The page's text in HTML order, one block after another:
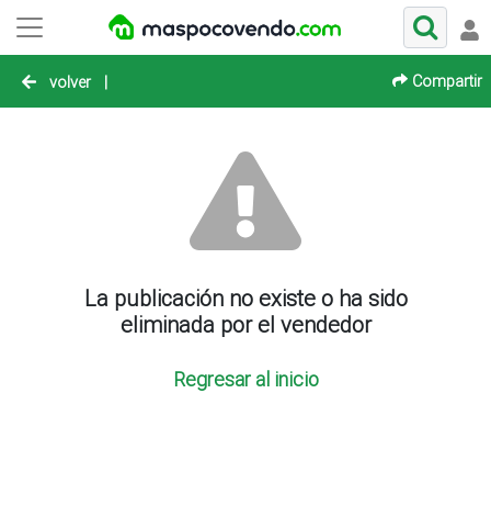
volver | Compartir
La publicación no existe o ha sido
eliminada por el vendedor
Regresar al inicio